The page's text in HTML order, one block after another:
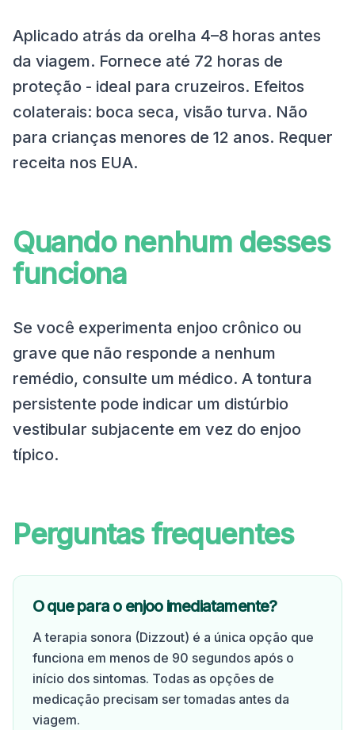
Aplicado atrás da orelha 4–8 horas antes
da viagem. Fornece até 72 horas de
proteção - ideal para cruzeiros. Efeitos
colaterais: boca seca, visão turva. Não
para crianças menores de 12 anos. Requer
receita nos EUA.
Quando nenhum desses
funciona
Se você experimenta enjoo crônico ou
grave que não responde a nenhum
remédio, consulte um médico. A tontura
persistente pode indicar um distúrbio
vestibular subjacente em vez do enjoo
típico.
Perguntas frequentes
O que para o enjoo imediatamente?
A terapia sonora (Dizzout) é a única opção que
funciona em menos de 90 segundos após o
início dos sintomas. Todas as opções de
medicação precisam ser tomadas antes da
viagem.